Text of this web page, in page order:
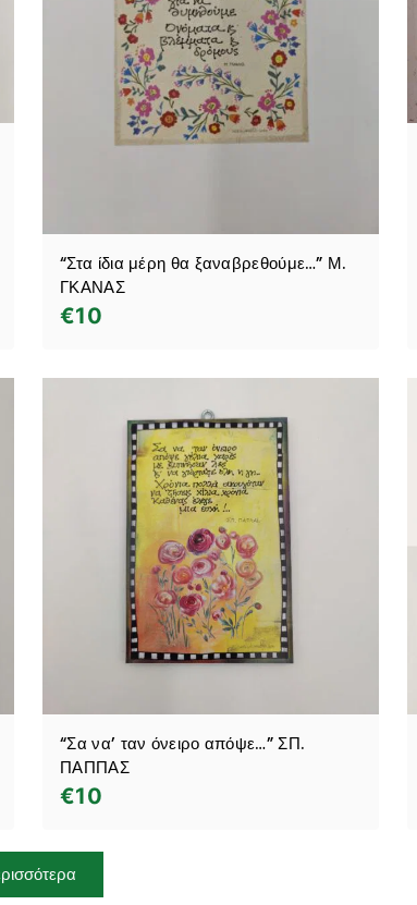
“Στα ίδια μέρη θα ξαναβρεθούμε…” Μ.
ΓΚΑΝΑΣ
€10
“Σα να’ ταν όνειρο απόψε…” ΣΠ.
ΠΑΠΠΑΣ
€10